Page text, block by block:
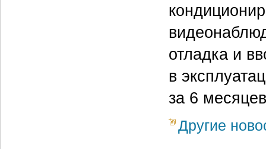
отладка и
в
за 6
Другие